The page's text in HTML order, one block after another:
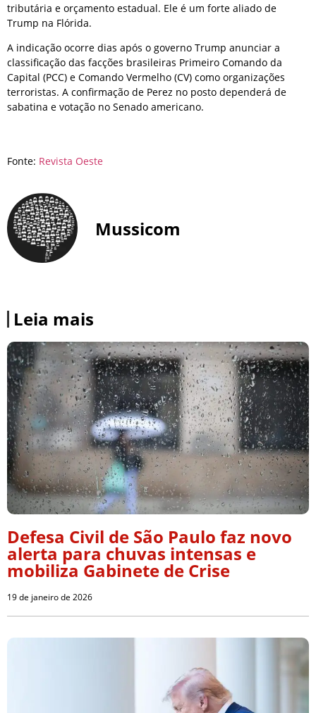
tributária e orçamento estadual. Ele é um forte aliado de
Trump na Flórida.
A indicação ocorre dias após o governo Trump anunciar a
classificação das facções brasileiras Primeiro Comando da
Capital (PCC) e Comando Vermelho (CV) como organizações
terroristas. A confirmação de Perez no posto dependerá de
sabatina e votação no Senado americano.
Fonte: Revista Oeste
Mussicom
Leia mais
Defesa Civil de São Paulo faz novo
alerta para chuvas intensas e
mobiliza Gabinete de Crise
19 de janeiro de 2026